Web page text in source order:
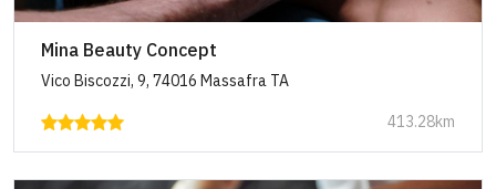
Mina Beauty Concept
Vico Biscozzi, 9, 74016 Massafra TA
413.28km